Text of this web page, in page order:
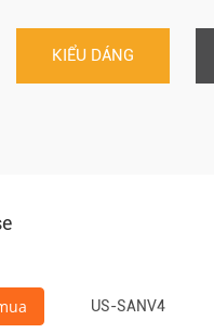
KIỂU DÁNG
US-SANV4